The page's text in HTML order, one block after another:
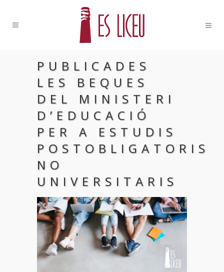
PUBLICADES
LES BEQUES
DEL MINISTERI
D’EDUCACIÓ
PER A ESTUDIS
POSTOBLIGATORIS
NO
UNIVERSITARIS